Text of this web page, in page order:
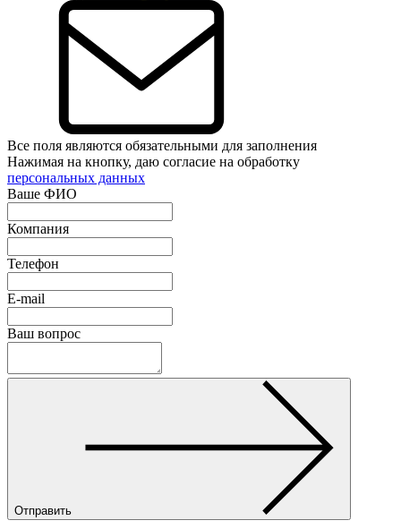
Все поля являются обязательными для заполнения
Нажимая на кнопку, даю согласие на обработку
персональных данных
Ваше ФИО
Компания
Телефон
E-mail
Ваш вопрос
Отправить